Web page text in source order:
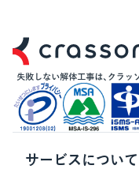
サービスについて